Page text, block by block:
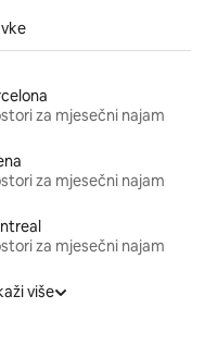
za mjesečni najam
za mjesečni najam
za mjesečni najam
više